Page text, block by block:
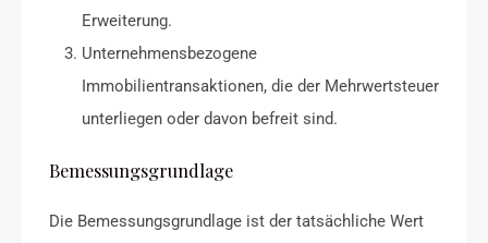
Erweiterung.
Unternehmensbezogene
Immobilientransaktionen, die der Mehrwertsteuer
unterliegen oder davon befreit sind.
Bemessungsgrundlage
Die Bemessungsgrundlage ist der tatsächliche Wert